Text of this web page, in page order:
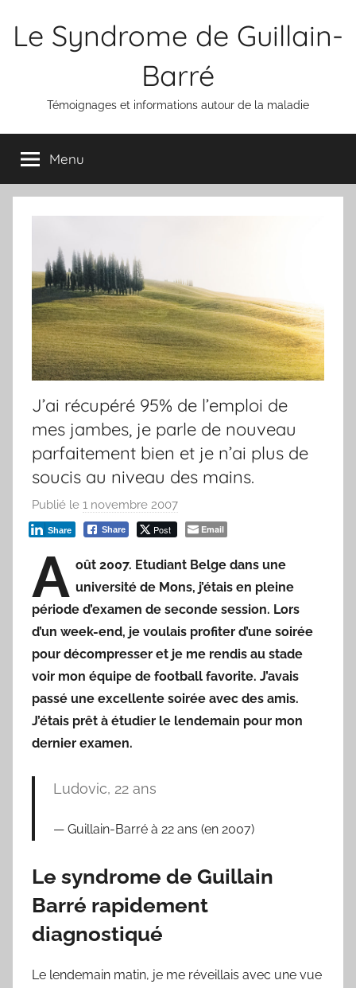
Le Syndrome de Guillain-
Barré
Témoignages et informations autour de la maladie
Menu
J’ai récupéré 95% de l’emploi de
mes jambes, je parle de nouveau
parfaitement bien et je n’ai plus de
soucis au niveau des mains.
Publié le 1 novembre 2007
F
r
e
d
Share Post
Share Email
A oût 2007. Etudiant Belge dans une
université de Mons, j’étais en pleine
période d’examen de seconde session. Lors
d’un week-end, je voulais profiter d’une soirée
pour décompresser et je me rendis au stade
voir mon équipe de football favorite. J’avais
passé une excellente soirée avec des amis.
J’étais prêt à étudier le lendemain pour mon
dernier examen.
Ludovic, 22 ans
Guillain-Barré à 22 ans (en 2007)
Le syndrome de Guillain
Barré rapidement
diagnostiqué
Le lendemain matin, je me réveillais avec une vue